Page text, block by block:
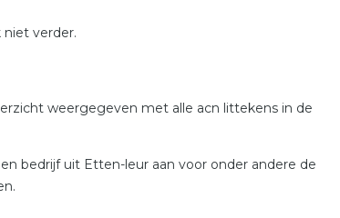
verder.
weergegeven met alle acn littekens in de
bedrijf uit Etten-leur aan voor onder andere de